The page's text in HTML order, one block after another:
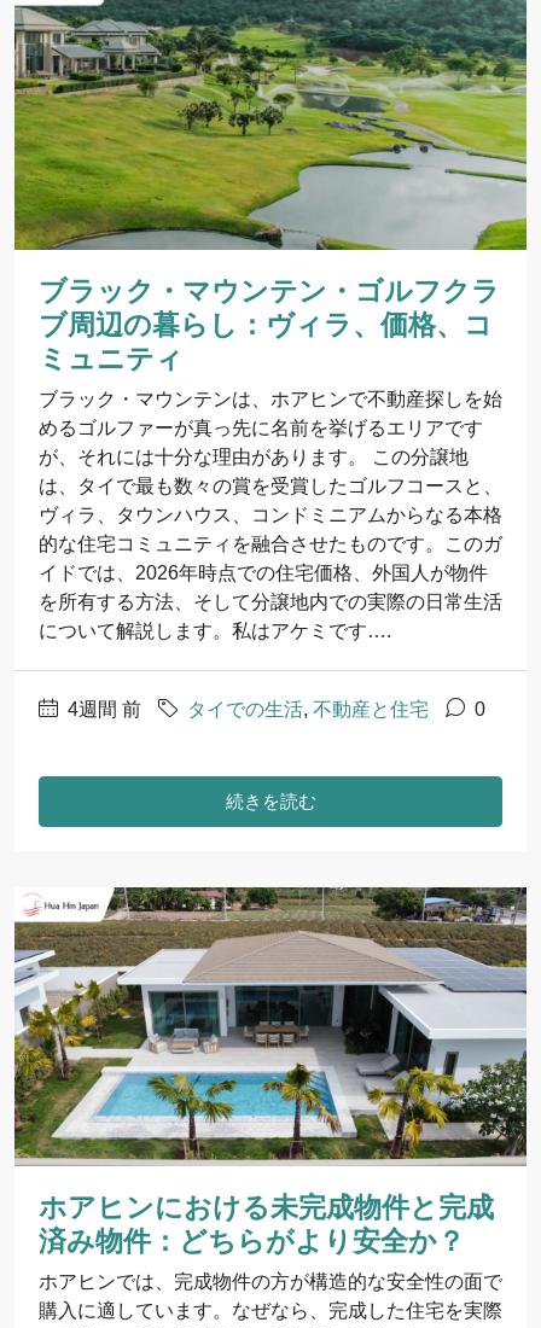
ブラック・マウンテン・ゴルフクラ
ブ周辺の暮らし：ヴィラ、価格、コ
ミュニティ
ブラック・マウンテンは、ホアヒンで不動産探しを始
めるゴルファーが真っ先に名前を挙げるエリアです
が、それには十分な理由があります。 この分譲地
は、タイで最も数々の賞を受賞したゴルフコースと、
ヴィラ、タウンハウス、コンドミニアムからなる本格
的な住宅コミュニティを融合させたものです。このガ
イドでは、2026年時点での住宅価格、外国人が物件
を所有する方法、そして分譲地内での実際の日常生活
について解説します。私はアケミです….
4週間 前 タイでの生活, 不動産と住宅 0
続きを読む
ホアヒンにおける未完成物件と完成
済み物件：どちらがより安全か？
ホアヒンでは、完成物件の方が構造的な安全性の面で
購入に適しています。なぜなら、完成した住宅を実際